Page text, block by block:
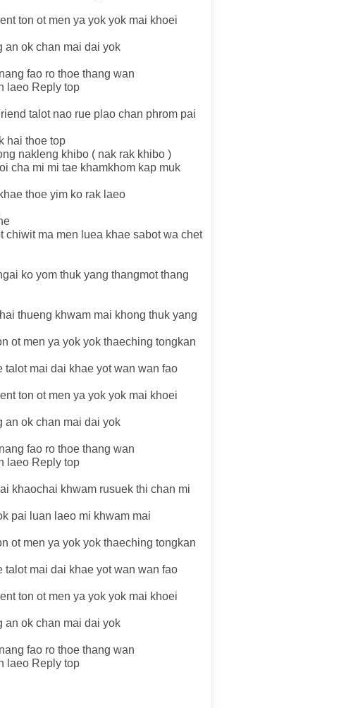
ton ot men ya yok yok mai khoei
an ok chan mai dai yok
fao ro thoe thang wan
laeo Reply top
talot nao rue plao chan phrom pai
hai thoe top
nakleng khibo ( nak rak khibo )
cha mi mi tae khamkhom kap muk
thoe yim ko rak laeo
chiwit ma men luea khae sabot wa chet
ko yom thuk yang thangmot thang
thueng khwam mai khong thuk yang
ot men ya yok yok thaeching tongkan
talot mai dai khae yot wan wan fao
ton ot men ya yok yok mai khoei
an ok chan mai dai yok
fao ro thoe thang wan
laeo Reply top
khaochai khwam rusuek thi chan mi
pai luan laeo mi khwam mai
ot men ya yok yok thaeching tongkan
talot mai dai khae yot wan wan fao
ton ot men ya yok yok mai khoei
an ok chan mai dai yok
fao ro thoe thang wan
laeo Reply top